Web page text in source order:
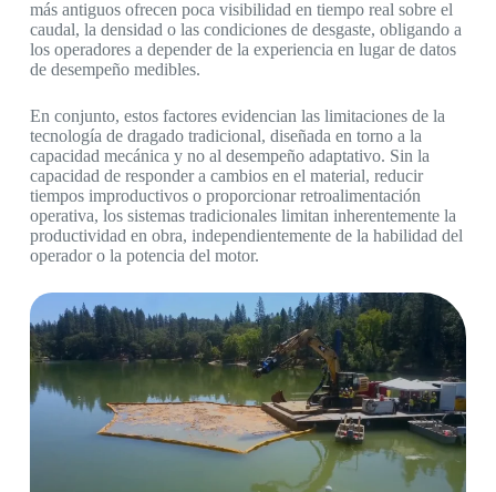
más antiguos ofrecen poca visibilidad en tiempo real sobre el
caudal, la densidad o las condiciones de desgaste, obligando a
los operadores a depender de la experiencia en lugar de datos
de desempeño medibles.
En conjunto, estos factores evidencian las limitaciones de la
tecnología de dragado tradicional, diseñada en torno a la
capacidad mecánica y no al desempeño adaptativo. Sin la
capacidad de responder a cambios en el material, reducir
tiempos improductivos o proporcionar retroalimentación
operativa, los sistemas tradicionales limitan inherentemente la
productividad en obra, independientemente de la habilidad del
operador o la potencia del motor.